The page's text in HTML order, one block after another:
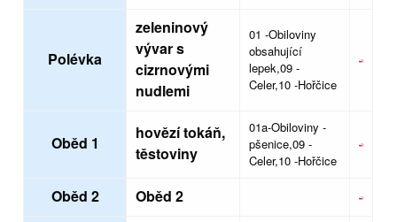
Polévka
zeleninový
vývar s
cizrnovými
nudlemi
01 -Obiloviny
obsahující
lepek,09 -
Celer,10 -Hořčice
Oběd 1
hovězí tokáň,
těstoviny
01a-Obiloviny -
pšenice,09 -
Celer,10 -Hořčice
Oběd 2 Oběd 2